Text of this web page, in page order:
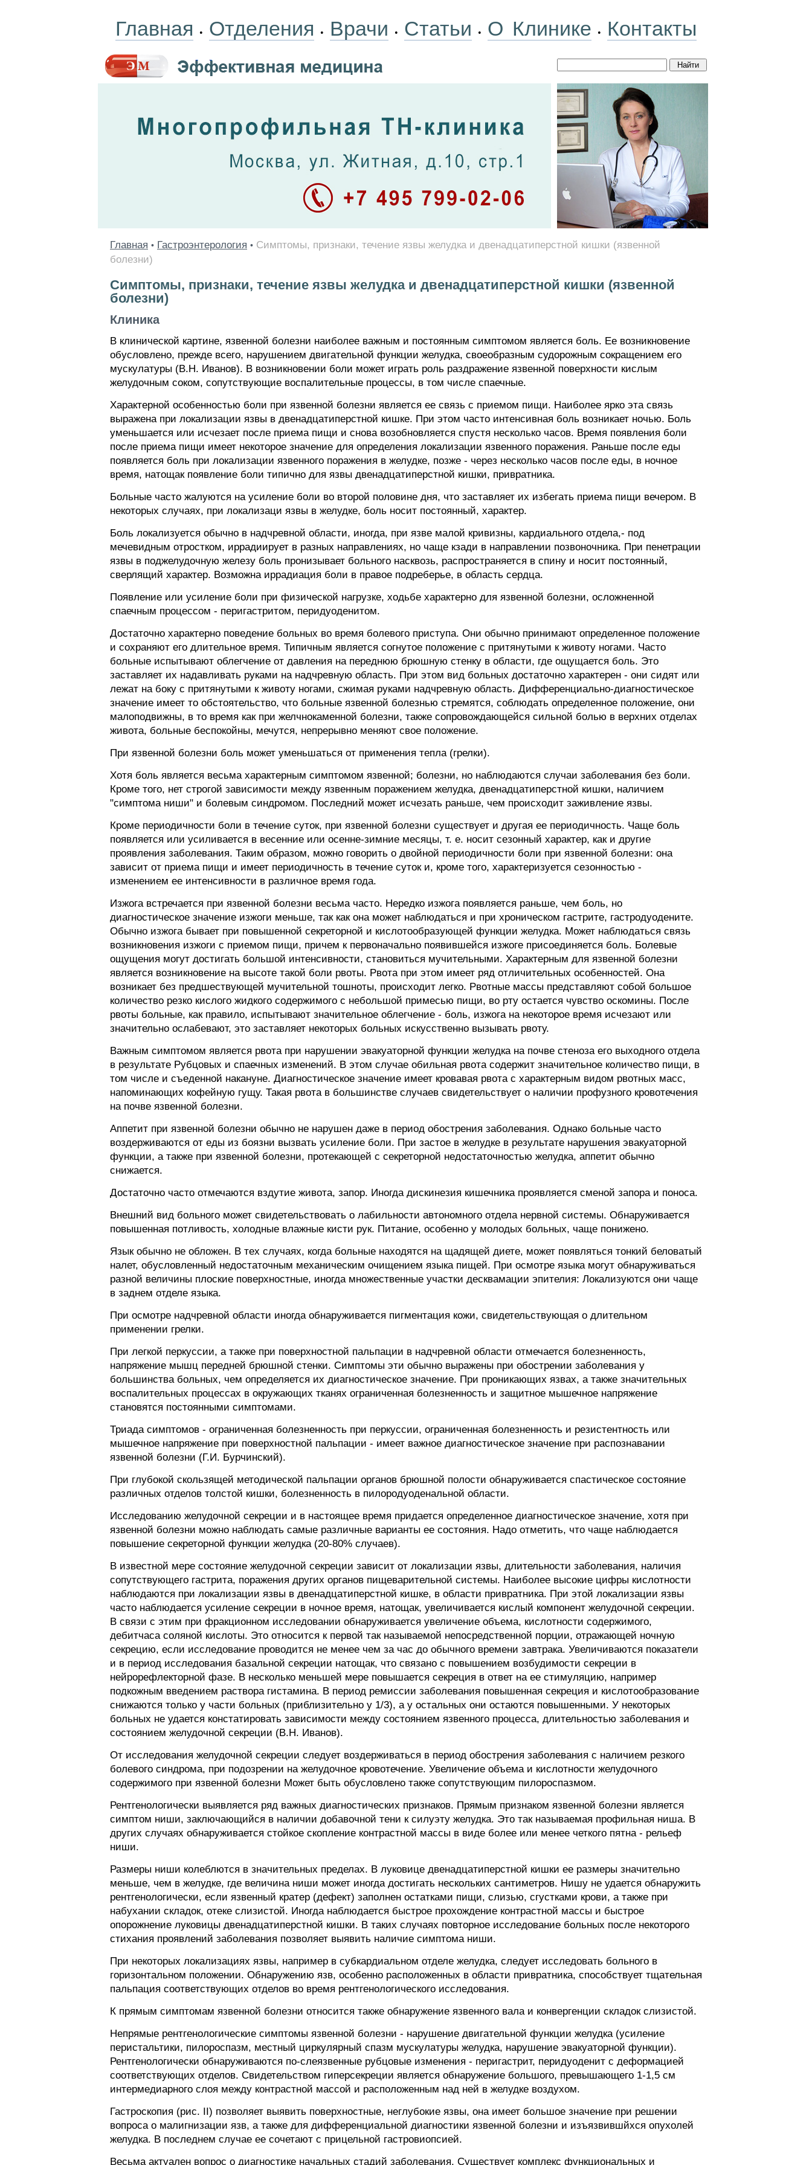
Главная • Отделения • Врачи • Статьи • О Клинике • Контакты
Главная • Гастроэнтерология • Симптомы, признаки, течение язвы желудка и двенадцатиперстной кишки (язвенной
болезни)
Симптомы, признаки, течение язвы желудка и двенадцатиперстной кишки (язвенной
болезни)
Клиника
В клинической картине, язвенной болезни наиболее важным и постоянным симптомом является боль. Ее возникновение
обусловлено, прежде всего, нарушением двигательной функции желудка, своеобразным судорожным сокращением его
мускулатуры (В.Н. Иванов). В возникновении боли может играть роль раздражение язвенной поверхности кислым
желудочным соком, сопутствующие воспалительные процессы, в том числе спаечные.
Характерной особенностью боли при язвенной болезни является ее связь с приемом пищи. Наиболее ярко эта связь
выражена при локализации язвы в двенадцатиперстной кишке. При этом часто интенсивная боль возникает ночью. Боль
уменьшается или исчезает после приема пищи и снова возобновляется спустя несколько часов. Время появления боли
после приема пищи имеет некоторое значение для определения локализации язвенного поражения. Раньше после еды
появляется боль при локализации язвенного поражения в желудке, позже - через несколько часов после еды, в ночное
время, натощак появление боли типично для язвы двенадцатиперстной кишки, привратника.
Больные часто жалуются на усиление боли во второй половине дня, что заставляет их избегать приема пищи вечером. В
некоторых случаях, при локализаци язвы в желудке, боль носит постоянный, характер.
Боль локализуется обычно в надчревной области, иногда, при язве малой кривизны, кардиального отдела,- под
мечевидным отростком, иррадиирует в разных направлениях, но чаще кзади в направлении позвоночника. При пенетрации
язвы в поджелудочную железу боль пронизывает больного насквозь, распространяется в спину и носит постоянный,
сверлящий характер. Возможна иррадиация боли в правое подреберье, в область сердца.
Появление или усиление боли при физической нагрузке, ходьбе характерно для язвенной болезни, осложненной
спаечным процессом - перигастритом, перидуоденитом.
Достаточно характерно поведение больных во время болевого приступа. Они обычно принимают определенное положение
и сохраняют его длительное время. Типичным является согнутое положение с притянутыми к животу ногами. Часто
больные испытывают облегчение от давления на переднюю брюшную стенку в области, где ощущается боль. Это
заставляет их надавливать руками на надчревную область. При этом вид больных достаточно характерен - они сидят или
лежат на боку с притянутыми к животу ногами, сжимая руками надчревную область. Дифференциально-диагностическое
значение имеет то обстоятельство, что больные язвенной болезнью стремятся, соблюдать определенное положение, они
малоподвижны, в то время как при желчнокаменной болезни, также сопровождающейся сильной болью в верхних отделах
живота, больные беспокойны, мечутся, непрерывно меняют свое положение.
При язвенной болезни боль может уменьшаться от применения тепла (грелки).
Хотя боль является весьма характерным симптомом язвенной; болезни, но наблюдаются случаи заболевания без боли.
Кроме того, нет строгой зависимости между язвенным поражением желудка, двенадцатиперстной кишки, наличием
"симптома ниши" и болевым синдромом. Последний может исчезать раньше, чем происходит заживление язвы.
Кроме периодичности боли в течение суток, при язвенной болезни существует и другая ее периодичность. Чаще боль
появляется или усиливается в весенние или осенне-зимние месяцы, т. е. носит сезонный характер, как и другие
проявления заболевания. Таким образом, можно говорить о двойной периодичности боли при язвенной болезни: она
зависит от приема пищи и имеет периодичность в течение суток и, кроме того, характеризуется сезонностью -
изменением ее интенсивности в различное время года.
Изжога встречается при язвенной болезни весьма часто. Нередко изжога появляется раньше, чем боль, но
диагностическое значение изжоги меньше, так как она может наблюдаться и при хроническом гастрите, гастродуодените.
Обычно изжога бывает при повышенной секреторной и кислотообразующей функции желудка. Может наблюдаться связь
возникновения изжоги с приемом пищи, причем к первоначально появившейся изжоге присоединяется боль. Болевые
ощущения могут достигать большой интенсивности, становиться мучительными. Характерным для язвенной болезни
является возникновение на высоте такой боли рвоты. Рвота при этом имеет ряд отличительных особенностей. Она
возникает без предшествующей мучительной тошноты, происходит легко. Рвотные массы представляют собой большое
количество резко кислого жидкого содержимого с небольшой примесью пищи, во рту остается чувство оскомины. После
рвоты больные, как правило, испытывают значительное облегчение - боль, изжога на некоторое время исчезают или
значительно ослабевают, это заставляет некоторых больных искусственно вызывать рвоту.
Важным симптомом является рвота при нарушении эвакуаторной функции желудка на почве стеноза его выходного отдела
в результате Рубцовых и спаечных изменений. В этом случае обильная рвота содержит значительное количество пищи, в
том числе и съеденной накануне. Диагностическое значение имеет кровавая рвота с характерным видом рвотных масс,
напоминающих кофейную гущу. Такая рвота в большинстве случаев свидетельствует о наличии профузного кровотечения
на почве язвенной болезни.
Аппетит при язвенной болезни обычно не нарушен даже в период обострения заболевания. Однако больные часто
воздерживаются от еды из боязни вызвать усиление боли. При застое в желудке в результате нарушения эвакуаторной
функции, а также при язвенной болезни, протекающей с секреторной недостаточностью желудка, аппетит обычно
снижается.
Достаточно часто отмечаются вздутие живота, запор. Иногда дискинезия кишечника проявляется сменой запора и поноса.
Внешний вид больного может свидетельствовать о лабильности автономного отдела нервной системы. Обнаруживается
повышенная потливость, холодные влажные кисти рук. Питание, особенно у молодых больных, чаще понижено.
Язык обычно не обложен. В тех случаях, когда больные находятся на щадящей диете, может появляться тонкий беловатый
налет, обусловленный недостаточным механическим очищением языка пищей. При осмотре языка могут обнаруживаться
разной величины плоские поверхностные, иногда множественные участки десквамации эпителия: Локализуются они чаще
в заднем отделе языка.
При осмотре надчревной области иногда обнаруживается пигментация кожи, свидетельствующая о длительном
применении грелки.
При легкой перкуссии, а также при поверхностной пальпации в надчревной области отмечается болезненность,
напряжение мышц передней брюшной стенки. Симптомы эти обычно выражены при обострении заболевания у
большинства больных, чем определяется их диагностическое значение. При проникающих язвах, а также значительных
воспалительных процессах в окружающих тканях ограниченная болезненность и защитное мышечное напряжение
становятся постоянными симптомами.
Триада симптомов - ограниченная болезненность при перкуссии, ограниченная болезненность и резистентность или
мышечное напряжение при поверхностной пальпации - имеет важное диагностическое значение при распознавании
язвенной болезни (Г.И. Бурчинский).
При глубокой скользящей методической пальпации органов брюшной полости обнаруживается спастическое состояние
различных отделов толстой кишки, болезненность в пилородуоденальной области.
Исследованию желудочной секреции и в настоящее время придается определенное диагностическое значение, хотя при
язвенной болезни можно наблюдать самые различные варианты ее состояния. Надо отметить, что чаще наблюдается
повышение секреторной функции желудка (20-80% случаев).
В известной мере состояние желудочной секреции зависит от локализации язвы, длительности заболевания, наличия
сопутствующего гастрита, поражения других органов пищеварительной системы. Наиболее высокие цифры кислотности
наблюдаются при локализации язвы в двенадцатиперстной кишке, в области привратника. При этой локализации язвы
часто наблюдается усиление секреции в ночное время, натощак, увеличивается кислый компонент желудочной секреции.
В связи с этим при фракционном исследовании обнаруживается увеличение объема, кислотности содержимого,
дебитчаса соляной кислоты. Это относится к первой так называемой непосредственной порции, отражающей ночную
секрецию, если исследование проводится не менее чем за час до обычного времени завтрака. Увеличиваются показатели
и в период исследования базальной секреции натощак, что связано с повышением возбудимости секреции в
нейрорефлекторной фазе. В несколько меньшей мере повышается секреция в ответ на ее стимуляцию, например
подкожным введением раствора гистамина. В период ремиссии заболевания повышенная секреция и кислотообразование
снижаются только у части больных (приблизительно у 1/3), а у остальных они остаются повышенными. У некоторых
больных не удается констатировать зависимости между состоянием язвенного процесса, длительностью заболевания и
состоянием желудочной секреции (В.Н. Иванов).
От исследования желудочной секреции следует воздерживаться в период обострения заболевания с наличием резкого
болевого синдрома, при подозрении на желудочное кровотечение. Увеличение объема и кислотности желудочного
содержимого при язвенной болезни Может быть обусловлено также сопутствующим пилороспазмом.
Рентгенологически выявляется ряд важных диагностических признаков. Прямым признаком язвенной болезни является
симптом ниши, заключающийся в наличии добавочной тени к силуэту желудка. Это так называемая профильная ниша. В
других случаях обнаруживается стойкое скопление контрастной массы в виде более или менее четкого пятна - рельеф
ниши.
Размеры ниши колеблются в значительных пределах. В луковице двенадцатиперстной кишки ее размеры значительно
меньше, чем в желудке, где величина ниши может иногда достигать нескольких сантиметров. Нишу не удается обнаружить
рентгенологически, если язвенный кратер (дефект) заполнен остатками пищи, слизью, сгустками крови, а также при
набухании складок, отеке слизистой. Иногда наблюдается быстрое прохождение контрастной массы и быстрое
опорожнение луковицы двенадцатиперстной кишки. В таких случаях повторное исследование больных после некоторого
стихания проявлений заболевания позволяет выявить наличие симптома ниши.
При некоторых локализациях язвы, например в субкардиальном отделе желудка, следует исследовать больного в
горизонтальном положении. Обнаружению язв, особенно расположенных в области привратника, способствует тщательная
пальпация соответствующих отделов во время рентгенологического исследования.
К прямым симптомам язвенной болезни относится также обнаружение язвенного вала и конвергенции складок слизистой.
Непрямые рентгенологические симптомы язвенной болезни - нарушение двигательной функции желудка (усиление
перистальтики, пилороспазм, местный циркулярный спазм мускулатуры желудка, нарушение эвакуаторной функции).
Рентгенологически обнаруживаются по-слеязвенные рубцовые изменения - перигастрит, перидуоденит с деформацией
соответствующих отделов. Свидетельством гиперсекреции является обнаружение большого, превышающего 1-1,5 см
интермедиарного слоя между контрастной массой и расположенным над ней в желудке воздухом.
Гастроскопия (рис. II) позволяет выявить поверхностные, неглубокие язвы, она имеет большое значение при решении
вопроса о малигнизации язв, а также для дифференциальной диагностики язвенной болезни и изъязвившйхся опухолей
желудка. В последнем случае ее сочетают с прицельной гастровиопсией.
Весьма актуален вопрос о диагностике начальных стадий заболевания. Существует комплекс функциональных и